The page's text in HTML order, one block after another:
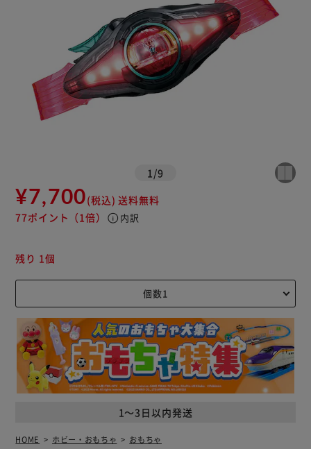
1 /9
¥7,700(税込) 送料無料
77ポイント （1倍） info 内訳
1～3日以内発送
残り 1個
HOME ホビー・おもちゃ
おもちゃ